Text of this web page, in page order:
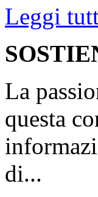
Leggi
La
questa
di...